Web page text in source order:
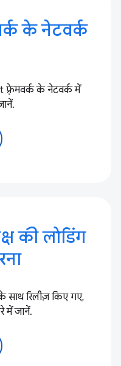
के नेटवर्क
के नेटवर्क में
की लोडिंग
साथ रिलीज़ किए गए,
में जानें.